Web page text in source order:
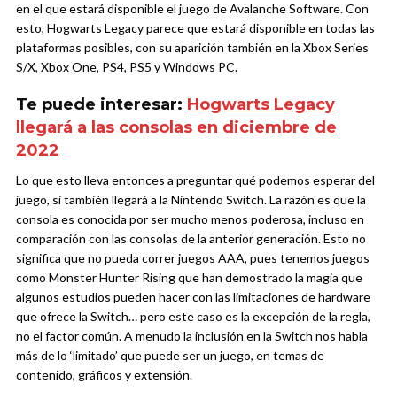
en el que estará disponible el juego de Avalanche Software. Con
esto, Hogwarts Legacy parece que estará disponible en todas las
plataformas posibles, con su aparición también en la Xbox Series
S/X, Xbox One, PS4, PS5 y Windows PC.
Te puede interesar: Hogwarts Legacy
llegará a las consolas en diciembre de
2022
Lo que esto lleva entonces a preguntar qué podemos esperar del
juego, si también llegará a la Nintendo Switch. La razón es que la
consola es conocida por ser mucho menos poderosa, incluso en
comparación con las consolas de la anterior generación. Esto no
significa que no pueda correr juegos AAA, pues tenemos juegos
como Monster Hunter Rising que han demostrado la magia que
algunos estudios pueden hacer con las limitaciones de hardware
que ofrece la Switch… pero este caso es la excepción de la regla,
no el factor común. A menudo la inclusión en la Switch nos habla
más de lo ‘limitado’ que puede ser un juego, en temas de
contenido, gráficos y extensión.